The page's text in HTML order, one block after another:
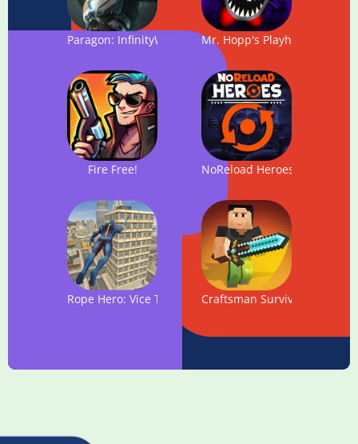
Paragon: InfinityWave Mr. Hopp's Playhouse 2
Fire Free! NoReload Heroes
Rope Hero: Vice Town Craftsman Survival - Smash